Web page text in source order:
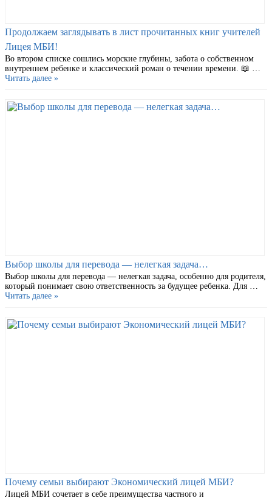
Продолжаем заглядывать в лист прочитанных книг учителей
Лицея МБИ!
Во втором списке сошлись морские глубины, забота о собственном
внутреннем ребенке и классический роман о течении времени. 📖 …
Читать далее »
Выбор школы для перевода — нелегкая задача…
Выбор школы для перевода — нелегкая задача, особенно для родителя,
который понимает свою ответственность за будущее ребенка. Для …
Читать далее »
Почему семьи выбирают Экономический лицей МБИ?
Лицей МБИ сочетает в себе преимущества частного и